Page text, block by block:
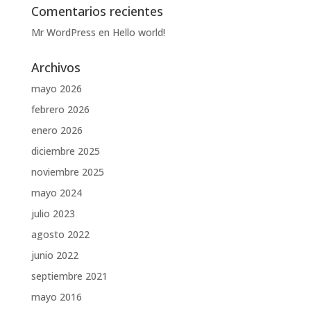
Comentarios recientes
Mr WordPress en Hello world!
Archivos
mayo 2026
febrero 2026
enero 2026
diciembre 2025
noviembre 2025
mayo 2024
julio 2023
agosto 2022
junio 2022
septiembre 2021
mayo 2016